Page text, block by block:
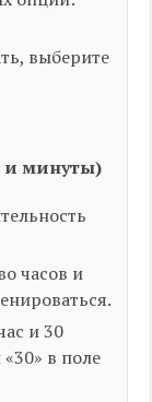
выберите
и минуты)
часов и
и 30
в поле